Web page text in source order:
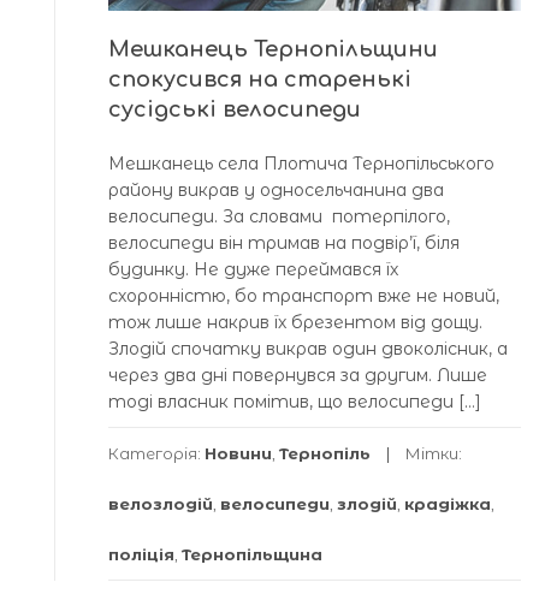
Мешканець Тернопільщини
спокусився на старенькі
сусідські велосипеди
Мешканець села Плотича Тернопільського
району викрав у односельчанина два
велосипеди. За словами потерпілого,
велосипеди він тримав на подвір’ї, біля
будинку. Не дуже переймався їх
схоронністю, бо транспорт вже не новий,
тож лише накрив їх брезентом від дощу.
Злодій спочатку викрав один двоколісник, а
через два дні повернувся за другим. Лише
тоді власник помітив, що велосипеди […]
Категорія: Новини Тернопіль Мітки:
велозлодій велосипеди злодій крадіжка
поліція Тернопільщина